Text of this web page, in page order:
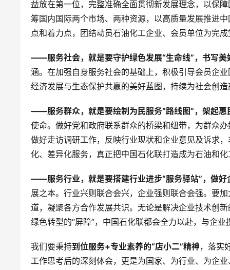
益放在第一位，完整准确全面贯彻新发展理念，以保
筹国内国际两个市场、两种资源，以高质量发展推进
点和着力点，团结动员石油化工企业、会员单位为完
——服务社会，就是要守护绿色发展“生命线”，书写美
涵。在加强自身服务社会的基础上，积极引导会员企
经济发展与生态保护共赢的美好蓝图，持续为社会创
——服务群众，就是要绘制为民服务“路线图”，架起惠
使命。做好党和政府联系群众的桥梁和纽带，为群众
做好走访调研工作，反映行业现状和企业意见及诉求
化、差异化服务，真正把中国石化联打造成为石油和
——服务行业，就是要搭建行业进步“服务驿站”，做好
展之本。行业兴则联合会兴，企业强则联合会强。要
道，凝聚各方合作发展共识。无论是解决企业技术创
绿色转型的“屏障”，中国石化联都会全力以赴，与企
我们要秉持到位服务+专业素养的“店小二”精神，落实
工作思考后的深刻体会，更是为国家、为行业、为企